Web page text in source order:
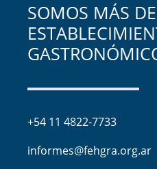
SOMOS MÁS
+54 11 4822-7733
informes@fehgra.org.ar